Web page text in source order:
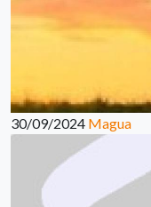
30/09/2024 Magua